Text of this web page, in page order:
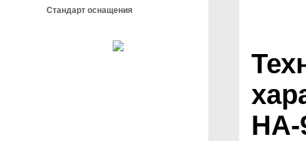
Стандарт оснащения
НА-